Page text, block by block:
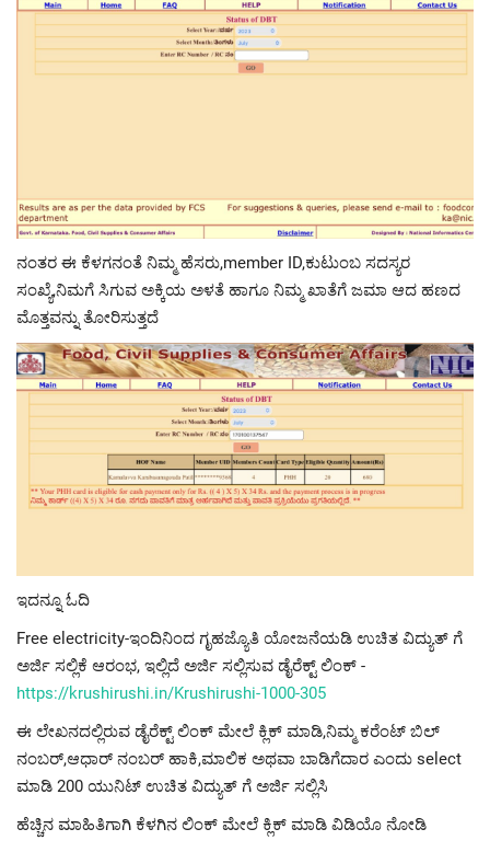
ನಂತರ ಈ ಕೆಳಗನಂತೆ ನಿಮ್ಮ ಹೆಸರು,member ID,ಕುಟುಂಬ ಸದಸ್ಯರ
ಸಂಖ್ಯೆ,ನಿಮಗೆ ಸಿಗುವ ಅಕ್ಕಿಯ ಅಳತೆ ಹಾಗೂ ನಿಮ್ಮ ಖಾತೆಗೆ ಜಮಾ ಆದ ಹಣದ
ಮೊತ್ತವನ್ನು ತೋರಿಸುತ್ತದೆ
ಇದನ್ನೂ ಓದಿ
Free electricity-ಇಂದಿನಿಂದ ಗೃಹಜ್ಯೊತಿ ಯೋಜನೆಯಡಿ ಉಚಿತ ವಿದ್ಯುತ್ ಗೆ
ಅರ್ಜಿ ಸಲ್ಲಿಕೆ ಆರಂಭ, ಇಲ್ಲಿದೆ ಅರ್ಜಿ ಸಲ್ಲಿಸುವ ಡೈರೆಕ್ಟ್ ಲಿಂಕ್ -
https://krushirushi.in/Krushirushi-1000-305
ಈ ಲೇಖನದಲ್ಲಿರುವ ಡೈರೆಕ್ಟ್ ಲಿಂಕ್ ಮೇಲೆ ಕ್ಲಿಕ್ ಮಾಡಿ,ನಿಮ್ಮ ಕರೆಂಟ್ ಬಿಲ್
ನಂಬರ್,ಆಧಾರ್ ನಂಬರ್ ಹಾಕಿ,ಮಾಲಿಕ ಅಥವಾ ಬಾಡಿಗೆದಾರ ಎಂದು select
ಮಾಡಿ 200 ಯುನಿಟ್ ಉಚಿತ ವಿದ್ಯುತ್ ಗೆ ಅರ್ಜಿ ಸಲ್ಲಿಸಿ
ಹೆಚ್ಚಿನ ಮಾಹಿತಿಗಾಗಿ ಕೆಳಗಿನ ಲಿಂಕ್ ಮೇಲೆ ಕ್ಲಿಕ್ ಮಾಡಿ ವಿಡಿಯೊ ನೋಡಿ